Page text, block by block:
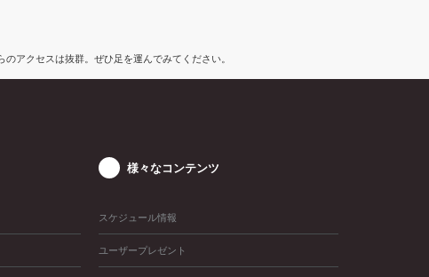
アクセスは抜群。ぜひ足を運んでみてください。
様々なコンテンツ
スケジュール情報
ユーザープレゼント